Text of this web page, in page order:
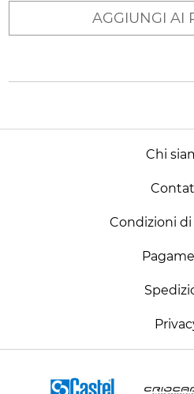
AGGIUNGI AI
Chi
Condizioni